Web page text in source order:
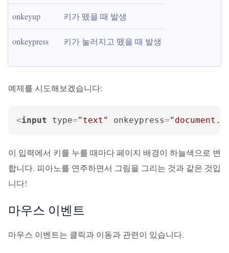
onkeyup 키가 뗐을 때 발생
onkeypress 키가 눌러지고 뗐을 때 발생
예제를 시도해보겠습니다:
<input type="text" onkeypress=
이 입력에서 키를 누를 때마다 페이지 배경이 하늘색으로 변
합니다. 피아노를 연주하면서 그림을 그리는 것과 같은 것입
니다!
마우스 이벤트
마우스 이벤트는 클릭과 이동과 관련이 있습니다.